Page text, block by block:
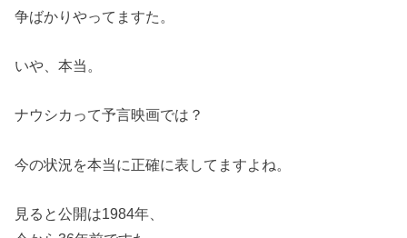
争ばかりやってますた。
いや、本当。
ナウシカって予言映画では？
今の状況を本当に正確に表してますよね。
見ると公開は1984年、